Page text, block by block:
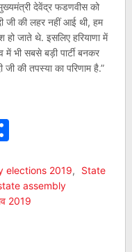
देवेंद्र फडणवीस को
जी की लहर नहीं आई थी, हम
हो जाते थे. इसलिए हरियाणा में
भी सबसे बड़ी पार्टी बनकर
की तपस्या का परिणाम है.”
Share
elections 2019,
State
assembly
2019